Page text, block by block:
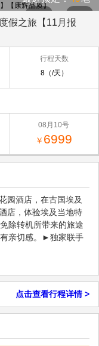
假之旅【11月报
行程天数
8（/天）
08月10号
￥ 6999
园酒店，在古国埃及
店，体验埃及当地特
除转机所带来的旅途
亲切感。►独家联手
点击查看行程详情 >